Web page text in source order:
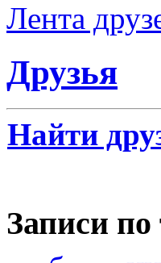
Лента
Друзья
Найти
Записи по